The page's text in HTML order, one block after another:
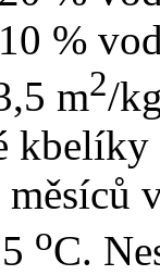
%
m2/
měsíců
oC.